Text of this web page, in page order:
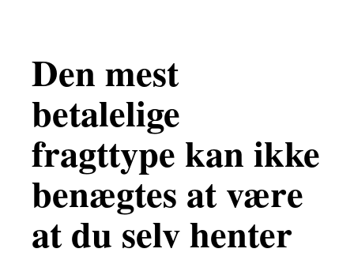
Den mest
betalelige
fragttype kan ikke
benægtes at være
at du selv henter